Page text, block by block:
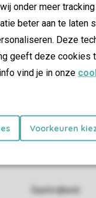
onder meer
beter aan te laten
Deze
geeft deze cookies
vind je in onze
Voorkeuren
Gastvrijheid